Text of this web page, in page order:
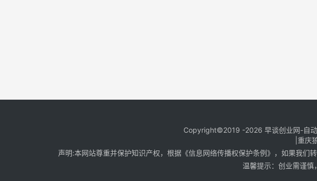
Copyright©2019 -2026 早谈创业网-自
重庆
声明:本网站尊重并保护知识产权，根据《信息网络传播权保护条例》，如果我
温馨提示：创业需谨慎